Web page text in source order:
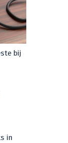
bij
in